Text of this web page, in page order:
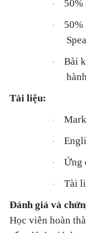
· 50%
·
50%
·
Bài
Tài liệu:
·
·
· Ứng
·
Tài
Đánh giá và
Học viên hoàn